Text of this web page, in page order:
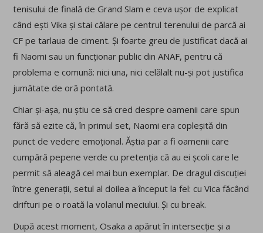
tenisului de finală de Grand Slam e ceva ușor de explicat
când ești Vika și stai călare pe centrul terenului de parcă ai
CF pe tarlaua de ciment. Și foarte greu de justificat dacă ai
fi Naomi sau un funcționar public din ANAF, pentru că
problema e comună: nici una, nici celălalt nu-și pot justifica
jumătate de oră pontată.
Chiar și-așa, nu știu ce să cred despre oamenii care spun
fără să ezite că, în primul set, Naomi era copleșită din
punct de vedere emoțional. Ăștia par a fi oamenii care
cumpără pepene verde cu pretenția că au ei școli care le
permit să aleagă cel mai bun exemplar. De dragul discuției
între generații, setul al doilea a început la fel: cu Vica făcând
drifturi pe o roată la volanul meciului. Și cu break.
După acest moment, Osaka a apărut în intersecție și a